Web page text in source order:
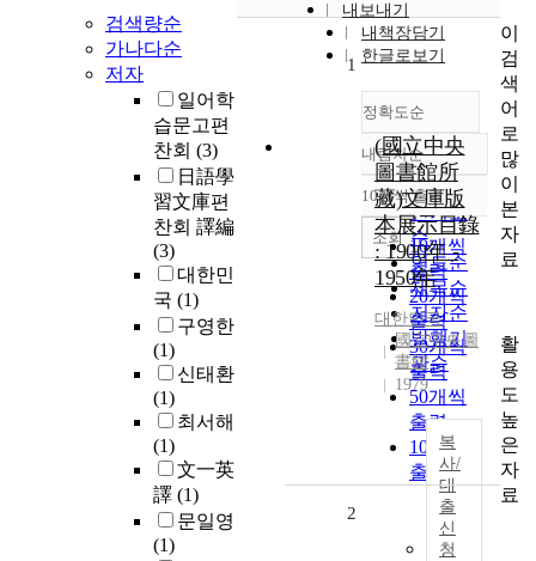
검색량순
가나다순
저자
일어학
습문고편
찬회 (3)
日語學
習文庫편
찬회 譯編
(3)
대한민
국 (1)
구영한
(1)
신태환
(1)
최서해
(1)
文一英
譯 (1)
문일영
(1)
내보내기
내책장담기
한글로보기
정확도순
정확도
순
인기도
순
연도순
제목순
저자순
발행기
관순
내림차순
내림차순
10개씩 출력
10개씩
출력
20개씩
출력
30개씩
출력
50개씩
출력
100개씩
출력
조회
1
(國立中央
圖書館所
藏)文庫版
本展示目錄
: 1900年 -
1950年
대한민국
國立中央圖
書館
1979
복
사/
대
출
신
청
2
이
검
색
어
로
많
이
본
자
료
활
용
도
높
은
자
료